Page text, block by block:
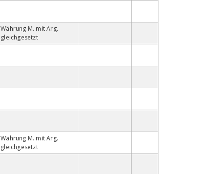
Währung M. mit Arg.
gleichgesetzt
Währung M. mit Arg.
gleichgesetzt